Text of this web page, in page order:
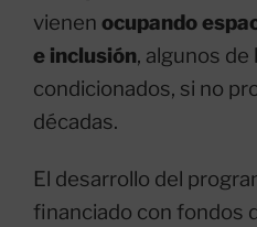
vienen ocupando
e inclusión, algunos de
condicionados, si no
décadas.
El desarrollo del
financiado con fondos